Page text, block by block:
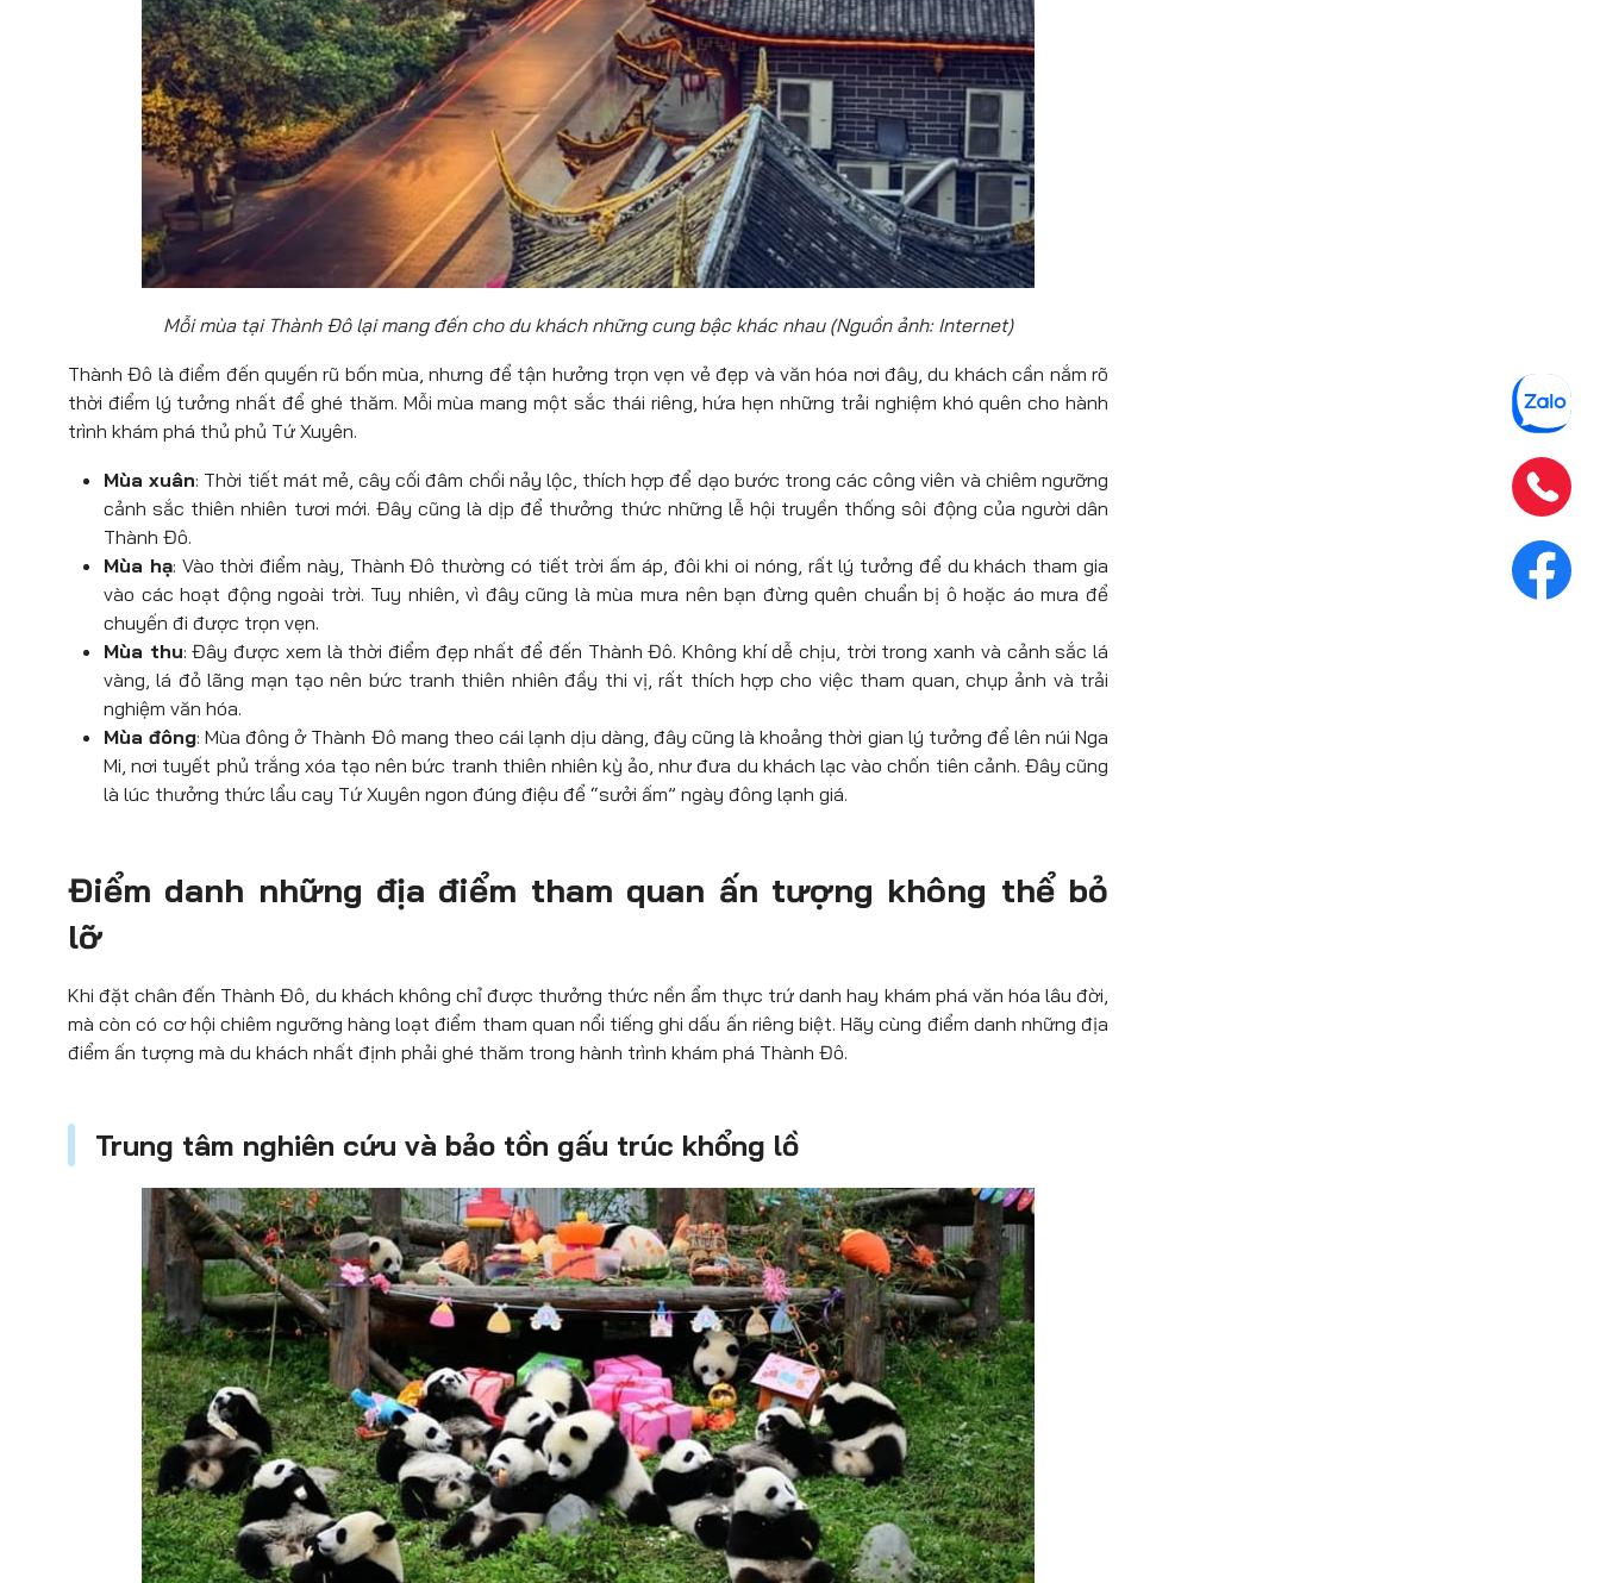
Mỗi mùa tại Thành Đô lại mang đến cho du khách những cung bậc khác nhau (Nguồn ảnh: Internet)
Thành Đô là điểm đến quyến rũ bốn mùa, nhưng để tận hưởng trọn vẹn vẻ đẹp và văn hóa nơi đây, du khách cần nắm rõ
thời điểm lý tưởng nhất để ghé thăm. Mỗi mùa mang một sắc thái riêng, hứa hẹn những trải nghiệm khó quên cho hành
trình khám phá thủ phủ Tứ Xuyên.
Mùa xuân: Thời tiết mát mẻ, cây cối đâm chồi nảy lộc, thích hợp để dạo bước trong các công viên và chiêm ngưỡng
cảnh sắc thiên nhiên tươi mới. Đây cũng là dịp để thưởng thức những lễ hội truyền thống sôi động của người dân
Thành Đô.
Mùa hạ: Vào thời điểm này, Thành Đô thường có tiết trời ấm áp, đôi khi oi nóng, rất lý tưởng để du khách tham gia
vào các hoạt động ngoài trời. Tuy nhiên, vì đây cũng là mùa mưa nên bạn đừng quên chuẩn bị ô hoặc áo mưa để
chuyến đi được trọn vẹn.
Mùa thu: Đây được xem là thời điểm đẹp nhất để đến Thành Đô. Không khí dễ chịu, trời trong xanh và cảnh sắc lá
vàng, lá đỏ lãng mạn tạo nên bức tranh thiên nhiên đầy thi vị, rất thích hợp cho việc tham quan, chụp ảnh và trải
nghiệm văn hóa.
Mùa đông: Mùa đông ở Thành Đô mang theo cái lạnh dịu dàng, đây cũng là khoảng thời gian lý tưởng để lên núi Nga
Mi, nơi tuyết phủ trắng xóa tạo nên bức tranh thiên nhiên kỳ ảo, như đưa du khách lạc vào chốn tiên cảnh. Đây cũng
là lúc thưởng thức lẩu cay Tứ Xuyên ngon đúng điệu để “sưởi ấm” ngày đông lạnh giá.
Điểm danh những địa điểm tham quan ấn tượng không thể bỏ
lỡ
Khi đặt chân đến Thành Đô, du khách không chỉ được thưởng thức nền ẩm thực trứ danh hay khám phá văn hóa lâu đời,
mà còn có cơ hội chiêm ngưỡng hàng loạt điểm tham quan nổi tiếng ghi dấu ấn riêng biệt. Hãy cùng điểm danh những địa
điểm ấn tượng mà du khách nhất định phải ghé thăm trong hành trình khám phá Thành Đô.
Trung tâm nghiên cứu và bảo tồn gấu trúc khổng lồ